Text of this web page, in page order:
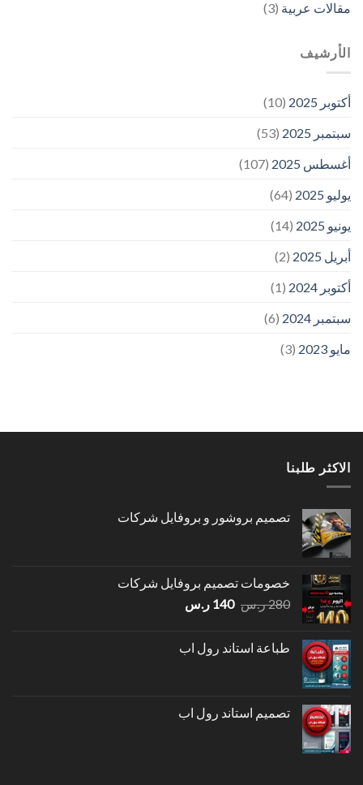
مقالات عربية (3)
الأرشيف
أكتوبر 2025
(10)
سبتمبر 2025
(53)
أغسطس 2025
(107)
يوليو 2025
(64)
يونيو 2025
(14)
أبريل 2025
(2)
أكتوبر 2024
(1)
سبتمبر 2024
(6)
مايو 2023
(3)
الاكثر طلبنا
تصميم بروشور و بروفايل شركات
خصومات تصميم بروفايل شركات
280ر.س السعر
280 ر.س.
140 ر.سالسعر
140 ر.س.طباعة استاند رول اب
تصميم استاند رول اب